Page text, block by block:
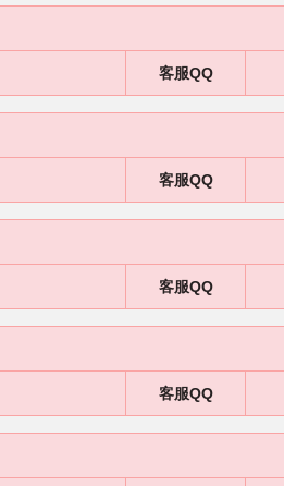
客服QQ
客服QQ
客服QQ
客服QQ